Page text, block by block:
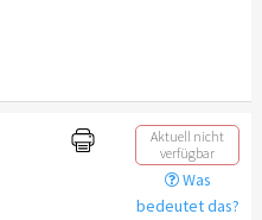
Aktuell nicht
verfügbar
Was
bedeutet das?